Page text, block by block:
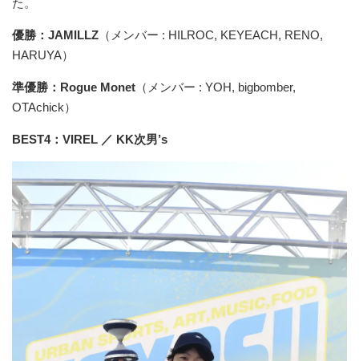
優勝：JAMILLZ （メンバー : HILROC, KEYEACH, RENO,
HARUYA）
準優勝：Rogue Monet （メンバー : YOH, bigbomber,
OTAchick）
BEST4：VIREL ／ KK次男’s